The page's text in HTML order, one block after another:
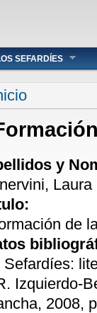
SEFARDÍES
encuentra
y
Laura
de
Sefardíes:
Izquierdo-
2008,